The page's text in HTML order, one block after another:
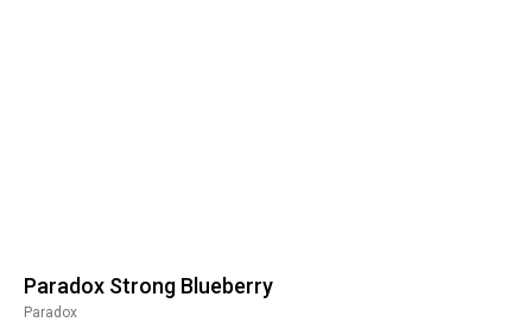
Paradox Strong Blueberry
Paradox